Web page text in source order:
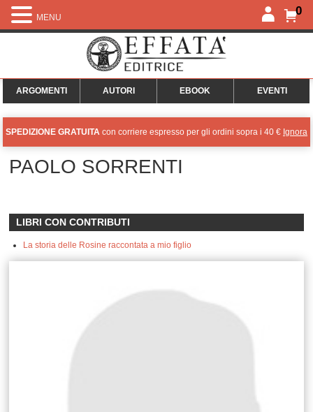
0
ARGOMENTI AUTORI EBOOK EVENTI
SPEDIZIONE GRATUITA con corriere espresso per gli ordini sopra i 40 € Ignora
PAOLO SORRENTI
LIBRI CON CONTRIBUTI
La storia delle Rosine raccontata a mio figlio
MENU